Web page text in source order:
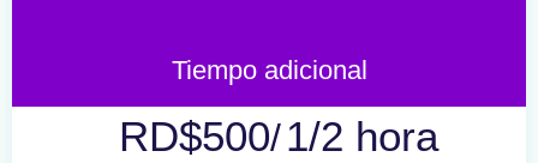
Tiempo adicional
RD$500/1/2 hora